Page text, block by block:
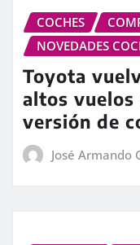
COCHES
NOVEDADES
Toyota
altos vuelos
versión de
José Armando